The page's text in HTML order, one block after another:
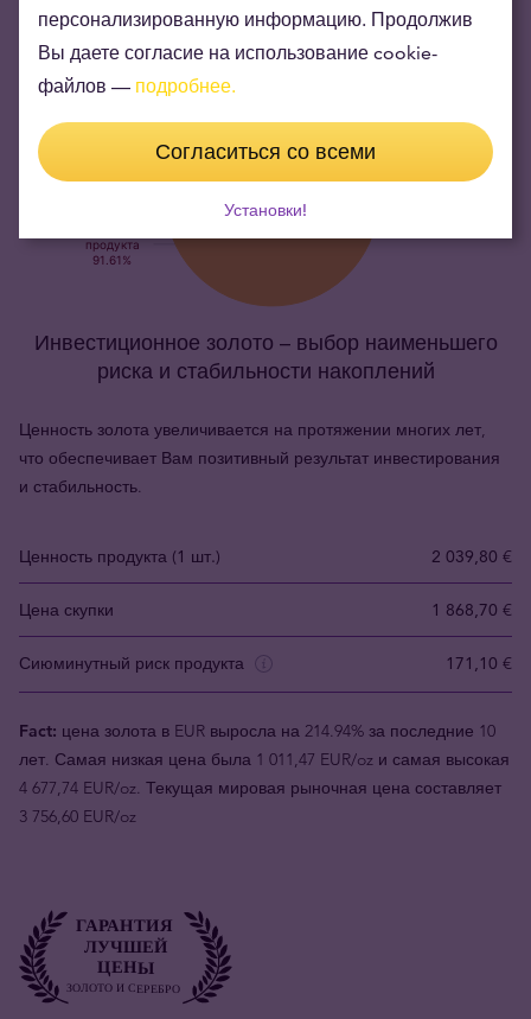
Инвестиционное золото – выбор наименьшего
риска и стабильности накоплений
Ценность золота увеличивается на протяжении многих лет,
что обеспечивает Вам позитивный результат инвестирования
и стабильность.
Ценность продукта (1 шт.) 2 039,80 €
Цена скупки 1 868,70 €
Сиюминутный риск продукта 171,10 €
Fact: цена золота в EUR выросла на 214.94% за последние 10
лет. Самая низкая цена была 1 011,47 EUR/oz и самая высокая
4 677,74 EUR/oz. Текущая мировая рыночная цена составляет
3 756,60 EUR/oz
персонализированную информацию. Продолжив
Вы даете согласие на использование cookie-
файлов — подробнее.
Согласиться со всеми
Установки!